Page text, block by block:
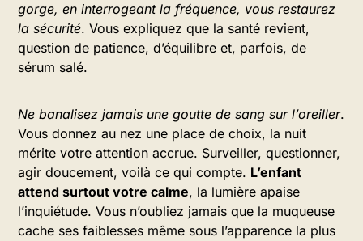
gorge, en interrogeant la fréquence, vous restaurez
la sécurité. Vous expliquez que la santé revient,
question de patience, d’équilibre et, parfois, de
sérum salé.
Ne banalisez jamais une goutte de sang sur l’oreiller.
Vous donnez au nez une place de choix, la nuit
mérite votre attention accrue. Surveiller, questionner,
agir doucement, voilà ce qui compte. L’enfant
attend surtout votre calme, la lumière apaise
l’inquiétude. Vous n’oubliez jamais que la muqueuse
cache ses faiblesses même sous l’apparence la plus